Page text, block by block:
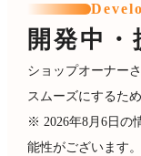
開発中
ショップオーナー
スムーズにするた
※ 2026年8月6日の
能性がございます。